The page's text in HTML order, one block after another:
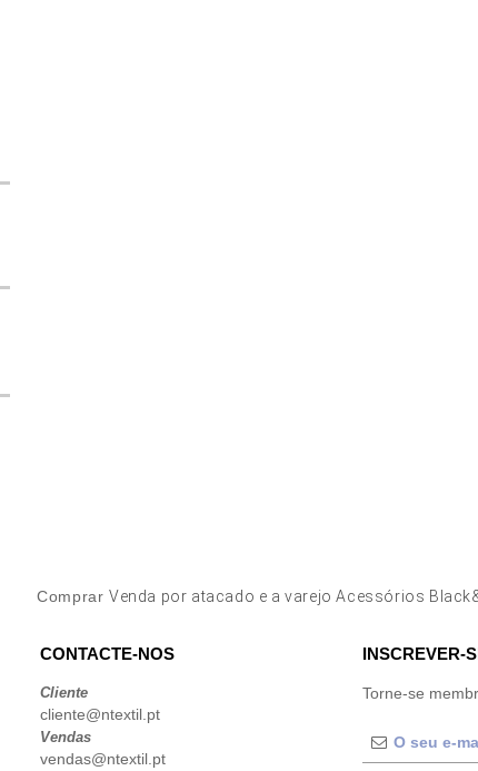
ComprarVenda por atacado e a varejo Acessórios
CONTACTE-NOS
Cliente
cliente@ntextil.pt
Vendas
vendas@ntextil.pt
INSCREVER-
Torne-se